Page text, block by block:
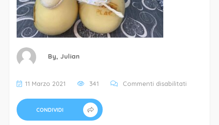
By, Julian
11 Marzo 2021 341 Commenti disabilitatisu
CONDIVIDI